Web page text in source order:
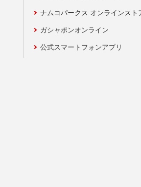
ナムコパークス オンラインスト
ガシャポンオンライン
公式スマートフォンアプリ